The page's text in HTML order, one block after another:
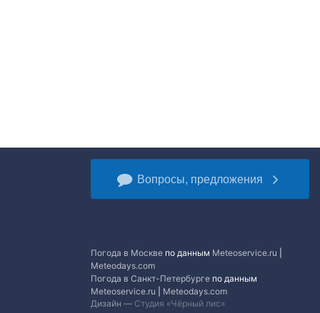
Вопросы, предложения
Погода в Москве по данным Meteoservice.ru
Meteodays.com
Погода в Санкт-Петербурге по данным
Meteoservice.ru
Meteodays.com
Дизайн — Студия «Чёрный лис»